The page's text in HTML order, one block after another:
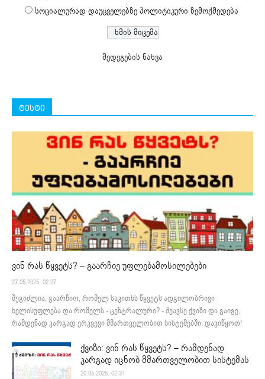
სოციალურად დაუცველებზე პოლიტიკური ზემოქმედება
შედეგების ნახვა
ტესტი
ვინ რას წყვეტს? – გაარჩიე უფლებამოსილებები
27.05.2025. 02:27
შეგიძლია, გაარჩიო, რომელ საკითხს წყვეტს ადგილობრივი
ხელისუფლება და რომელს - ცენტრალური? - შეავსე ქვიზი და გაიგე,
რამდენად კარგად ერკვევი მმართველობით სისტემებში. დავიწყოთ!
ქვიზი: ვინ რას წყვეტს? – რამდენად
კარგად იცნობ მმართველობით სისტემას
20.05.2025. 02:31